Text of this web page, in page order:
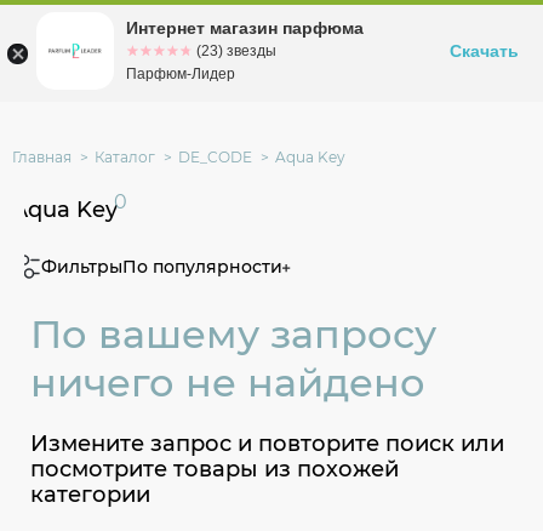
Омскул. Заозерная, 11, к. 1
Главная Каталог DE_CODE Aqua Key
Aqua Key0
ФильтрыПо популярности
По вашему запросу
ничего не найдено
Измените запрос и повторите поиск или
посмотрите товары из похожей
категории
Интернет магазин парфюма
☆☆☆☆☆
★★★★★ (23) звезды
Парфюм-Лидер
Скачать